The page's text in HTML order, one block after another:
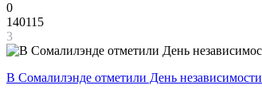
0
140115
3
В Сомалилэнде отметили День независимости